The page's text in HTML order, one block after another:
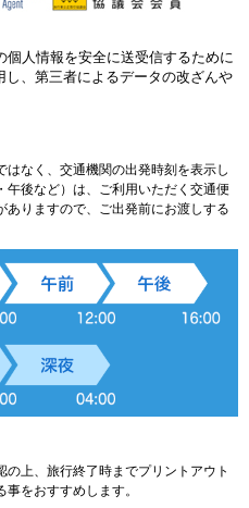
個人情報を安全に送受信するために
し、第三者によるデータの改ざんや
はなく、交通機関の出発時刻を表示し
午後など）は、ご利用いただく交通便
りますので、ご出発前にお渡しする
上、旅行終了時までプリントアウト
をおすすめします。